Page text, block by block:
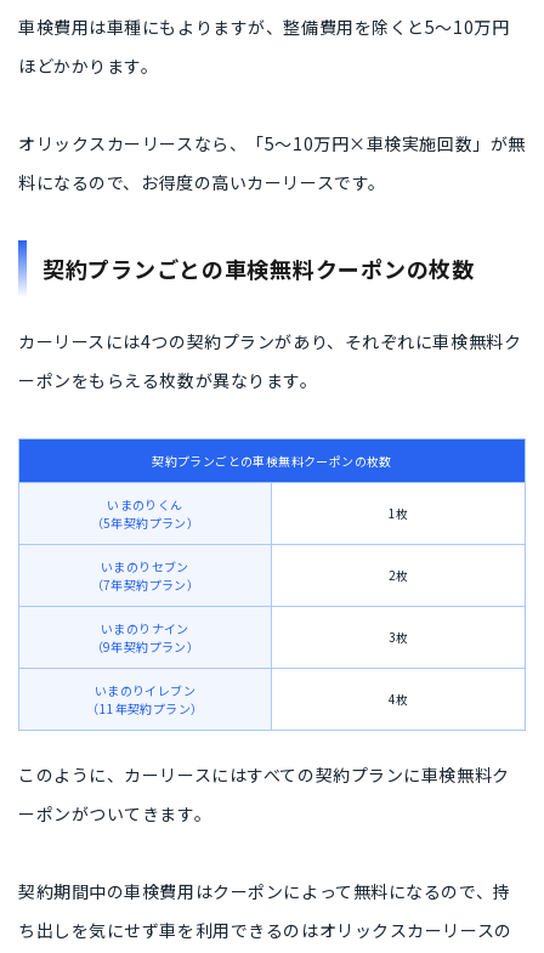
車検費用は車種にもよりますが、整備費用を除くと5〜10万円
ほどかかります。
オリックスカーリースなら、「5〜10万円×車検実施回数」が無
料になるので、お得度の高いカーリースです。
契約プランごとの車検無料クーポンの枚数
カーリースには4つの契約プランがあり、それぞれに車検無料ク
ーポンをもらえる枚数が異なります。
契約プランごとの車検無料クーポンの枚数
いまのりくん
（5年契約プラン）
1枚
いまのりセブン
（7年契約プラン）
2枚
いまのりナイン
（9年契約プラン）
3枚
いまのりイレブン
（11年契約プラン）
4枚
このように、カーリースにはすべての契約プランに車検無料ク
ーポンがついてきます。
契約期間中の車検費用はクーポンによって無料になるので、持
ち出しを気にせず車を利用できるのはオリックスカーリースの